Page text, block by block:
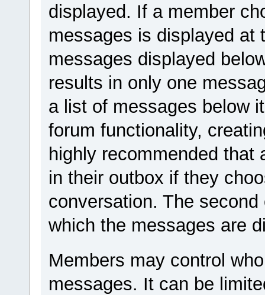
displayed. If a member
messages is displayed at
messages displayed
results in only one
a list of messages below
forum functionality,
highly recommended that
in their outbox if they
conversation. The
which the messages are
Members may control
messages. It can be